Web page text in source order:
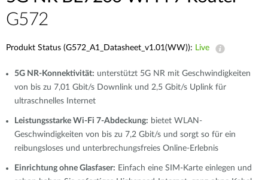
G572
Produkt Status (G572_A1_Datasheet_v1.01(WW)): Live
5G NR-Konnektivität: unterstützt 5G NR mit Geschwindigkeiten
von bis zu 7,01 Gbit/s Downlink und 2,5 Gbit/s Uplink für
ultraschnelles Internet
Leistungsstarke Wi-Fi 7-Abdeckung: bietet WLAN-
Geschwindigkeiten von bis zu 7,2 Gbit/s und sorgt so für ein
reibungsloses und unterbrechungsfreies Online-Erlebnis
Einrichtung ohne Glasfaser: Einfach eine SIM-Karte einlegen und